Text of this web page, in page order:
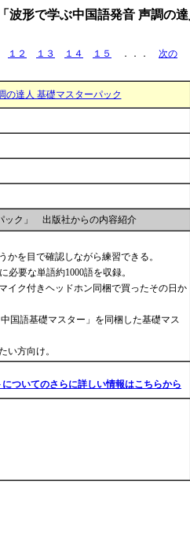
形で学ぶ中国語発音 声調の達
１２ １３ １４ １５ ．．． 次の
の達人 基礎マスターパック
ック」 出版社からの内容紹介
を目で確認しながら練習できる。
要な単語約1000語を収録。
イク付きヘッドホン同梱で買ったその日か
国語基礎マスター」を同梱した基礎マス
い方向け。
についてのさらに詳しい情報はこちらから